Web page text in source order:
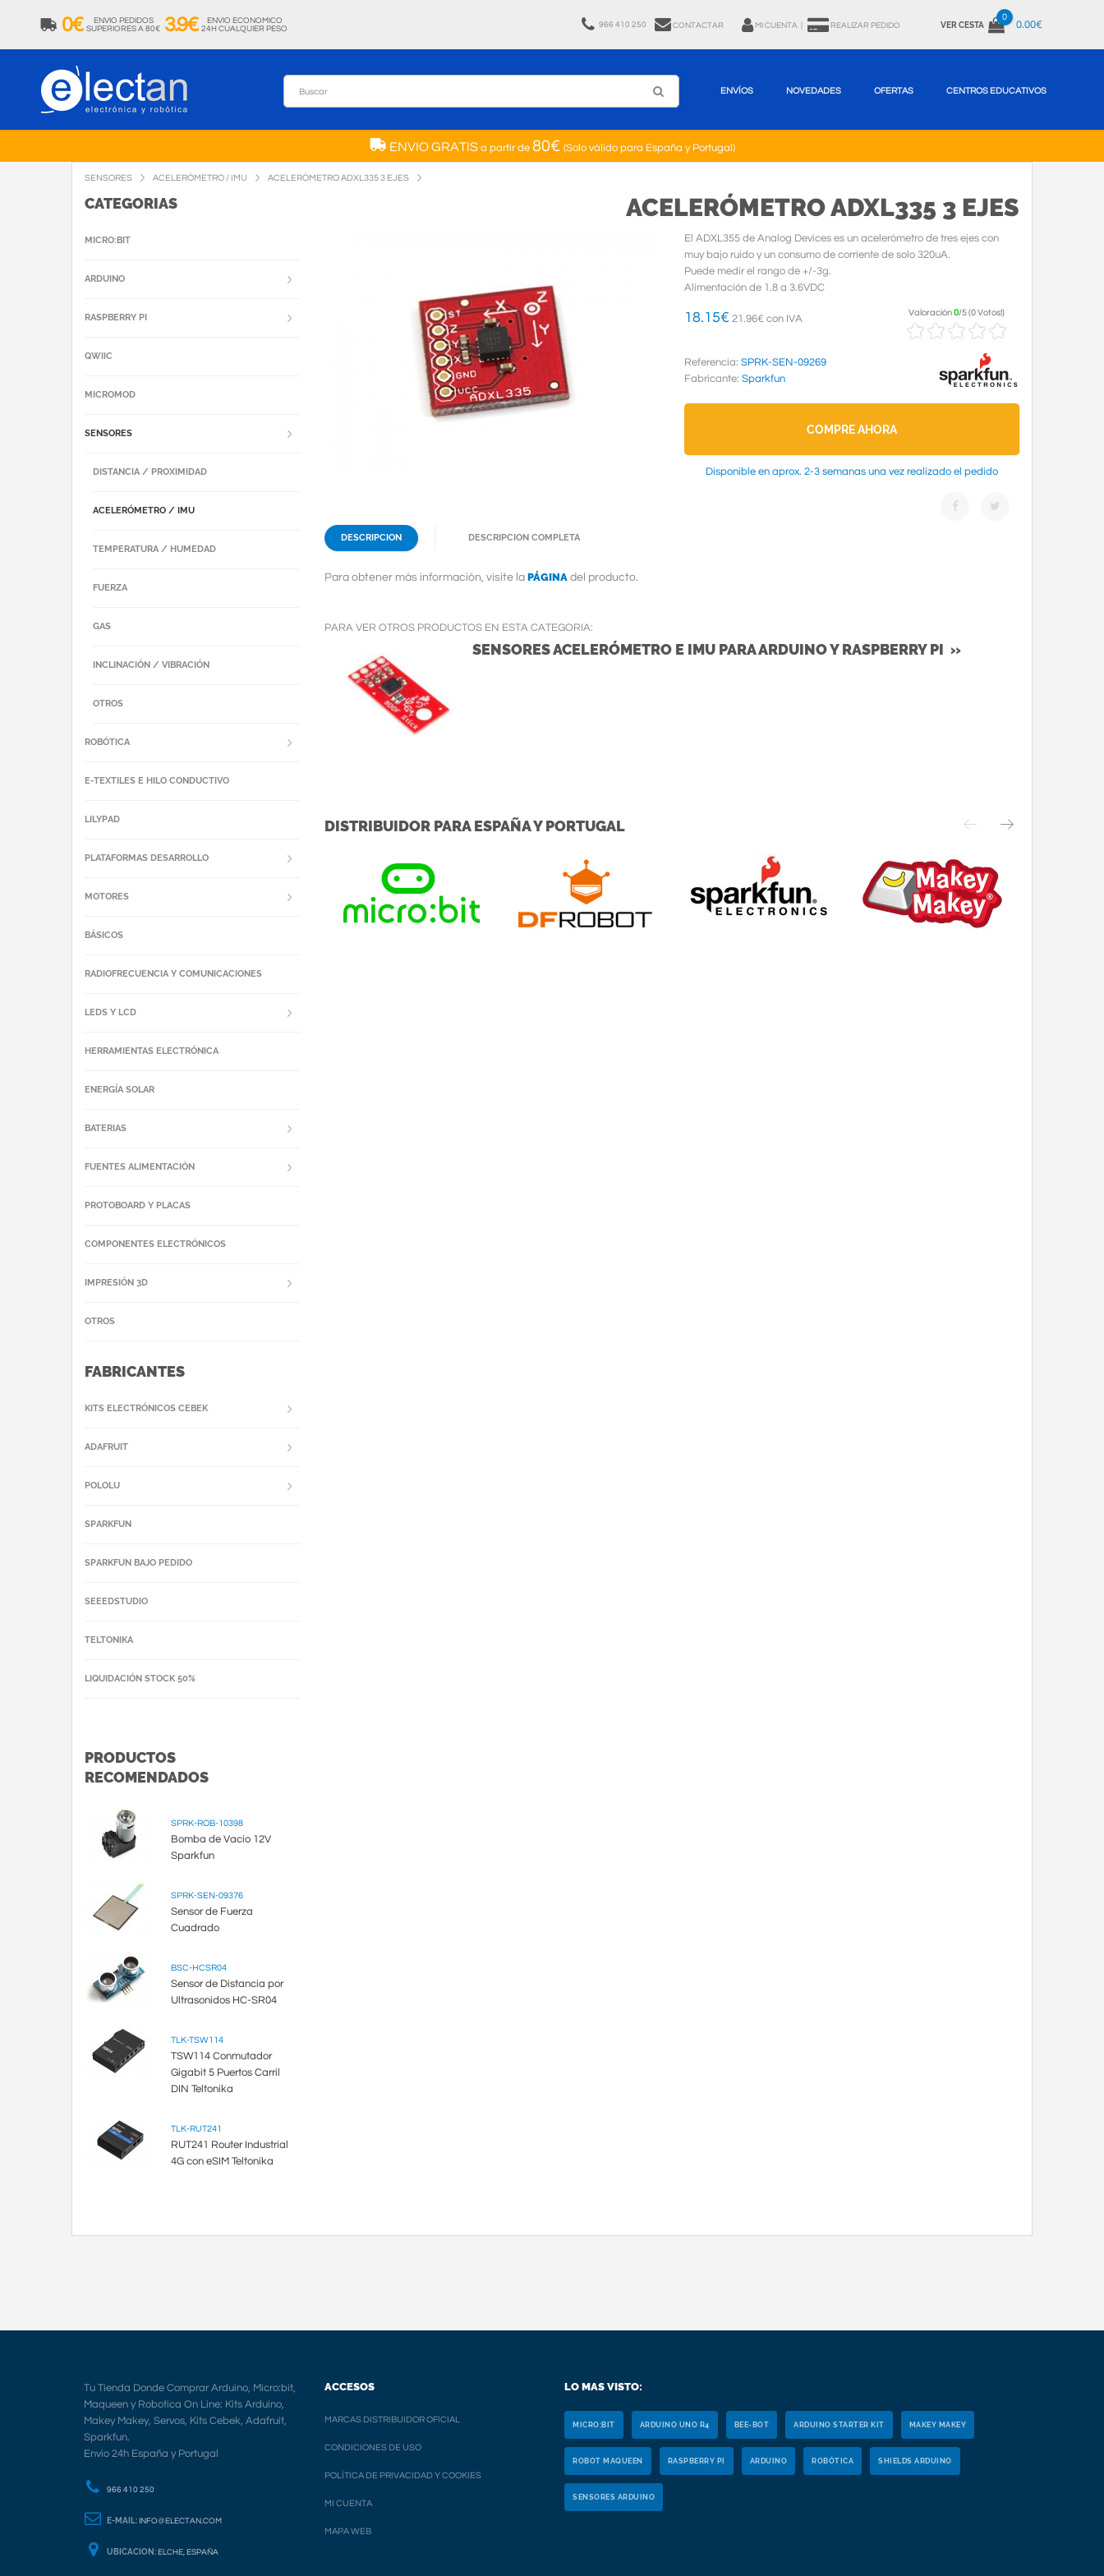
0€
ENVIO PEDIDOS
SUPERIORES A 80€ 3.9€
ENVIO ECONOMICO
24H CUALQUIER PESO
966 410 250 CONTACTAR MI CUENTA REALIZAR PEDIDO VER CESTA
0
0.00€
ENVÍOS NOVEDADES OFERTAS CENTROS EDUCATIVOS
ENVIO GRATISa partir de 80€ (Solo válido para España y Portugal)
SENSORES ACELERÓMETRO / IMU ACELERÓMETRO ADXL335 3 EJES
ACELERÓMETRO ADXL335 3 EJES
El ADXL355 de Analog Devices es un acelerómetro de tres ejes con
muy bajo ruido y un consumo de corriente de solo 320uA.
Puede medir el rango de +/-3g.
Alimentación de 1.8 a 3.6VDC
18.15€ 21.96€ con IVA
Valoración0/5(0 Votos!)
Referencia: SPRK-SEN-09269
Fabricante: Sparkfun
COMPRE AHORA
Disponible en aprox. 2-3 semanas una vez realizado el pedido
DESCRIPCION DESCRIPCION COMPLETA
Para obtener más información, visite la PÁGINA del producto.
PARA VER OTROS PRODUCTOS EN ESTA CATEGORIA:
SENSORES ACELERÓMETRO E IMU PARA ARDUINO Y RASPBERRY PI »
DISTRIBUIDOR PARA ESPAÑA Y PORTUGAL
CATEGORIAS
MICRO:BIT
ARDUINO
RASPBERRY PI
QWIIC
MICROMOD
SENSORES
DISTANCIA / PROXIMIDAD
ACELERÓMETRO / IMU
TEMPERATURA / HUMEDAD
FUERZA
GAS
INCLINACIÓN / VIBRACIÓN
OTROS
ROBÓTICA
E-TEXTILES E HILO CONDUCTIVO
LILYPAD
PLATAFORMAS DESARROLLO
MOTORES
BÁSICOS
RADIOFRECUENCIA Y COMUNICACIONES
LEDS Y LCD
HERRAMIENTAS ELECTRÓNICA
ENERGÍA SOLAR
BATERIAS
FUENTES ALIMENTACIÓN
PROTOBOARD Y PLACAS
COMPONENTES ELECTRÓNICOS
IMPRESIÓN 3D
OTROS
FABRICANTES
KITS ELECTRÓNICOS CEBEK
ADAFRUIT
POLOLU
SPARKFUN
SPARKFUN BAJO PEDIDO
SEEEDSTUDIO
TELTONIKA
LIQUIDACIÓN STOCK 50%
PRODUCTOS
RECOMENDADOS
SPRK-ROB-10398
Bomba de Vacío 12V
Sparkfun
SPRK-SEN-09376
Sensor de Fuerza
Cuadrado
BSC-HCSR04
Sensor de Distancia por
Ultrasonidos HC-SR04
TLK-TSW114
TSW114 Conmutador
Gigabit 5 Puertos Carril
DIN Teltonika
TLK-RUT241
RUT241 Router Industrial
4G con eSIM Teltonika
Tu Tienda Donde Comprar Arduino, Micro:bit,
Maqueen y Robotica On Line: Kits Arduino,
Makey Makey, Servos, Kits Cebek, Adafruit,
Sparkfun.
Envio 24h España y Portugal
966 410 250
E-MAIL: INFO@ELECTAN.COM
UBICACION: ELCHE, ESPAÑA
ACCESOS
MARCAS DISTRIBUIDOR OFICIAL
CONDICIONES DE USO
POLÍTICA DE PRIVACIDAD Y COOKIES
MI CUENTA
MAPA WEB
LO MAS VISTO:
MICRO:BIT ARDUINO UNO R4 BEE-BOT ARDUINO STARTER KIT MAKEY MAKEY
ROBOT MAQUEEN RASPBERRY PI ARDUINO ROBÓTICA SHIELDS ARDUINO
SENSORES ARDUINO